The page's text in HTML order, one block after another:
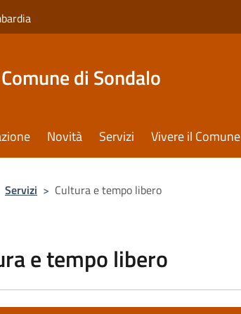
Comune di Sondalo
Novità Servizi Vivere il Comune
Servizi > Cultura e tempo libero
e tempo libero